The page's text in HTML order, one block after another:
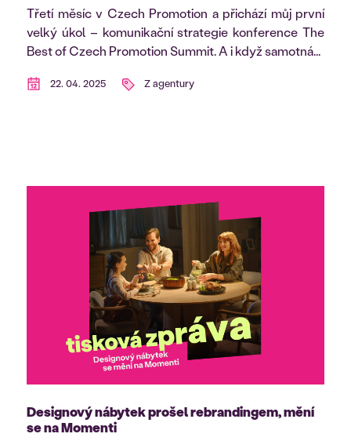
Třetí měsíc v Czech Promotion a přichází můj první
velký úkol – komunikační strategie konference The
Best of Czech Promotion Summit. A i když samotná...
22. 04. 2025 Z agentury
Designový nábytek prošel rebrandingem, mění
se na Momenti